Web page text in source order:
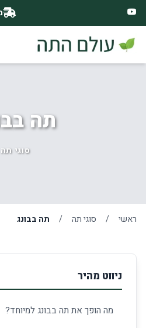
תה
סוגי תה
ראשי / סוגי תה / תה בבונג
ניווט מהיר
מה הופך את תה בבונג למיוחד?